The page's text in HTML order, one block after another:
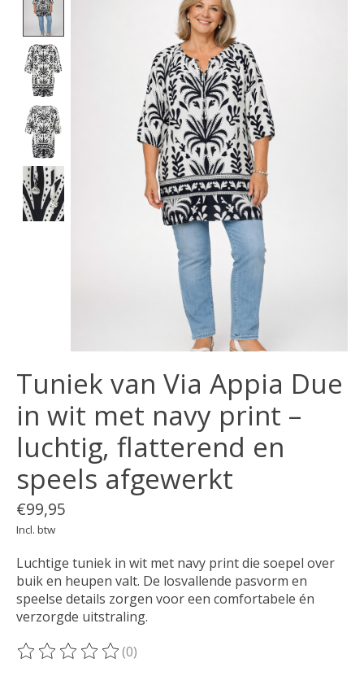
Tuniek van Via Appia Due
in wit met navy print –
luchtig, flatterend en
speels afgewerkt
€99,95
Incl. btw
Luchtige tuniek in wit met navy print die soepel over
buik en heupen valt. De losvallende pasvorm en
speelse details zorgen voor een comfortabele én
verzorgde uitstraling.
De beoordeling van dit product is
(0)